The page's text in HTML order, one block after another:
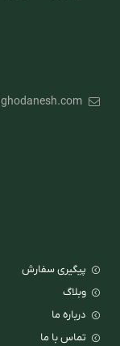
پیگیری سفارش
وبلاگ
درباره ما
تماس با ما